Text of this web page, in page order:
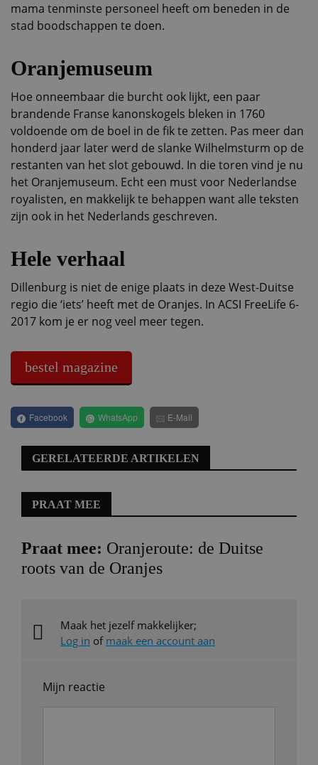
mama tenminste personeel heeft om beneden in de
stad boodschappen te doen.
Oranjemuseum
Hoe onneembaar die burcht ook lijkt, een paar
brandende Franse kanonskogels bleken in 1760
voldoende om de boel in de fik te zetten. Pas meer dan
honderd jaar later werd de slanke Wilhelmsturm op de
restanten van het slot gebouwd. In die toren vind je nu
het Oranjemuseum. Echt een must voor Nederlandse
royalisten, en makkelijk te behappen want alle teksten
zijn ook in het Nederlands geschreven.
Hele verhaal
Dillenburg is niet de enige plaats in deze West-Duitse
regio die ‘iets’ heeft met de Oranjes. In ACSI FreeLife 6-
2017 kom je er nog veel meer tegen.
bestel magazine
Facebook WhatsApp E-Mail
GERELATEERDE ARTIKELEN
PRAAT MEE
Praat mee: Oranjeroute: de Duitse
roots van de Oranjes
Maak het jezelf makkelijker;
Log in of maak een account aan
Mijn reactie